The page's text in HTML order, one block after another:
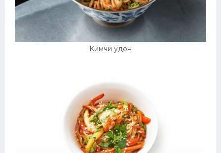
Кимчи удон